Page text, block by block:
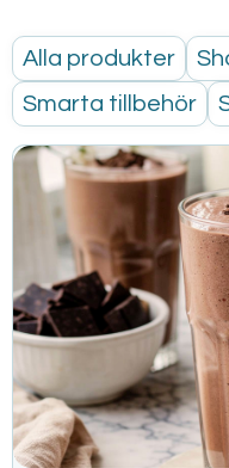
Alla produkter
Smarta tillbehör